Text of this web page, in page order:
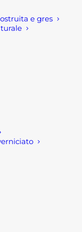
e gres
giardino)
consolle
nel colore
esterno
per gli
giardino ha
a polvere con
il tutto è